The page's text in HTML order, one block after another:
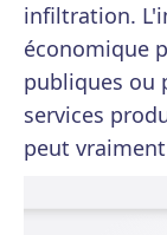
infiltration.
économique
publiques ou
services
peut